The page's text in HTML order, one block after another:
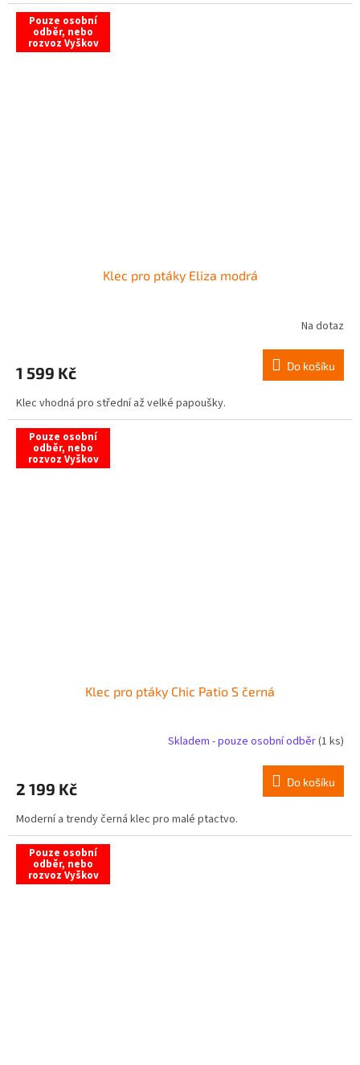
Pouze osobní
odběr, nebo
rozvoz Vyškov
Klec pro ptáky Eliza modrá
Na dotaz
1 599 Kč Do košíku
Klec vhodná pro střední až velké papoušky.
Pouze osobní
odběr, nebo
rozvoz Vyškov
Klec pro ptáky Chic Patio S černá
Skladem - pouze osobní odběr(1 ks)
2 199 Kč Do košíku
Moderní a trendy černá klec pro malé ptactvo.
Pouze osobní
odběr, nebo
rozvoz Vyškov